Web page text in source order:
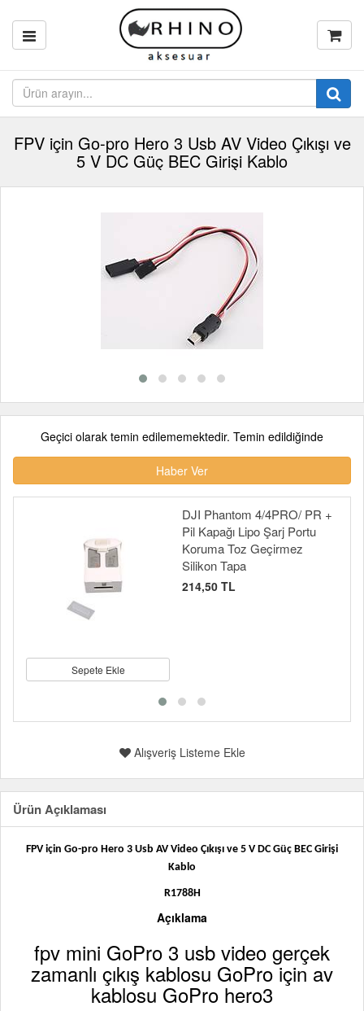
FPV için Go-pro Hero 3 Usb AV Video Çıkışı ve
5 V DC Güç BEC Girişi Kablo
Geçici olarak temin edilememektedir. Temin edildiğinde
Haber Ver
Sepete Ekle
DJI Phantom 4/4PRO/ PR +
Pil Kapağı Lipo Şarj Portu
Koruma Toz Geçirmez
Silikon Tapa
214,50 TL
Alışveriş Listeme Ekle
Ürün Açıklaması
FPV için Go-pro Hero 3 Usb AV Video Çıkışı ve 5 V DC Güç BEC Girişi
Kablo
R1788H
Açıklama
fpv mini GoPro 3 usb video gerçek
zamanlı çıkış kablosu GoPro için av
kablosu GoPro hero3